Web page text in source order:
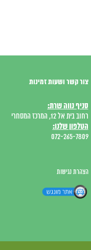
צור קשר ושעות זמינות
סניף נווה שרת:
רחוב בית אל 12, המרכז המסחרי
הטלפון שלנו:
072-265-7809
הצהרת נגישות